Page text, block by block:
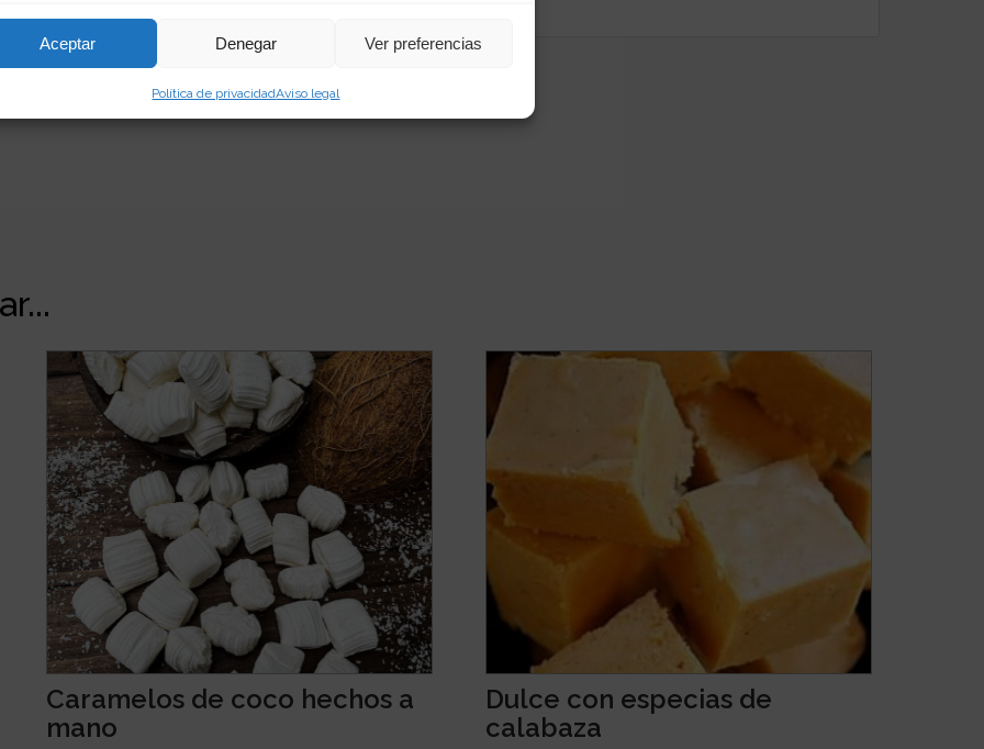
Aceptar Denegar Ver preferencias
Política de privacidadAviso legal
Caramelos de coco hechos a
mano
Dulce con especias de
calabaza